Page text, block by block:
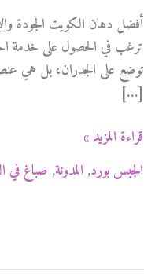
أفضل دهان الكويت الجودة
ترغب في الحصول على خدمة
توضع على الجدران، بل هي
[…]
أفضل
دهان
الكويت
قراءة المزيد »
الجبس بورد, المدونة, صباغ في